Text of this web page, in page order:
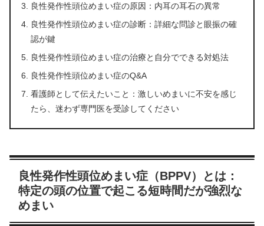
良性発作性頭位めまい症の原因：内耳の耳石の異常
良性発作性頭位めまい症の診断：詳細な問診と眼振の確
認が鍵
良性発作性頭位めまい症の治療と自分でできる対処法
良性発作性頭位めまい症のQ&A
看護師として伝えたいこと：激しいめまいに不安を感じ
たら、迷わず専門医を受診してください
良性発作性頭位めまい症（BPPV）とは：
特定の頭の位置で起こる短時間だが強烈な
めまい